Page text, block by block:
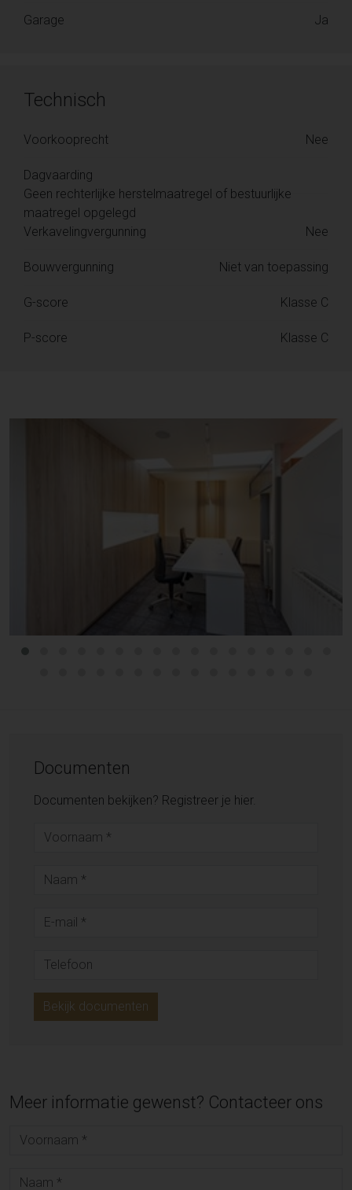
Garage Ja
Technisch
Voorkooprecht Nee
Dagvaarding
Geen rechterlijke herstelmaatregel of bestuurlijke
maatregel opgelegd
Verkavelingvergunning
Nee
Bouwvergunning Niet van toepassing
G-score Klasse C
P-score Klasse C
Documenten
Documenten bekijken? Registreer je hier.
Bekijk documenten
Meer informatie gewenst? Contacteer ons